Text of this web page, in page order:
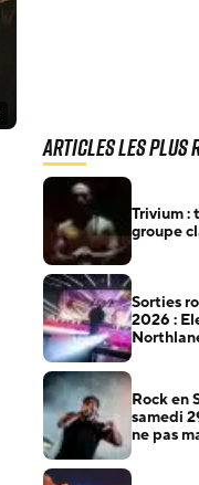
Articles les plus
Trivium :
groupe
Sorties
2026 :
Rock en
samedi
ne pas